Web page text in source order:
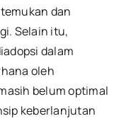
dan
Selain itu,
dalam
oleh
belum optimal
keberlanjutan